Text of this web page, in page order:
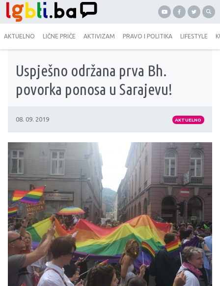
AKTUELNO LIČNE PRIČE AKTIVIZAM PRAVO I POLITIKA LIFESTYLE
Uspješno održana prva Bh.
povorka ponosa u Sarajevu!
08. 09. 2019 AKTUELNO